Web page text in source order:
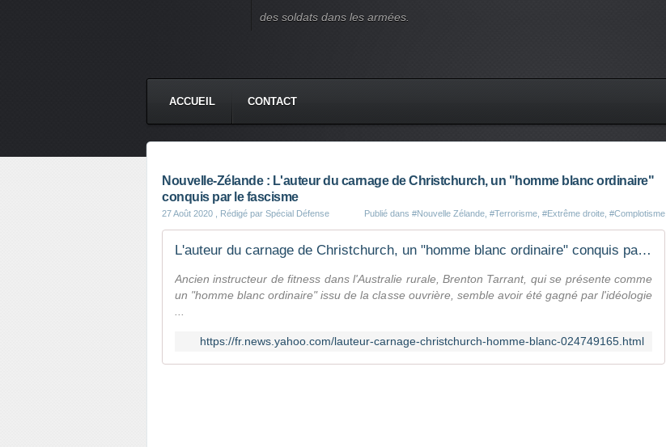
des soldats dans les armées.
ACCUEIL CONTACT
Nouvelle-Zélande : L'auteur du carnage de Christchurch, un "homme blanc ordinaire"
conquis par le fascisme
27 Août 2020 , Rédigé par Spécial Défense Publié dans #Nouvelle Zélande #Terrorisme #Extrême droite #Complotisme
L'auteur du carnage de Christchurch, un "homme blanc ordinaire" conquis par le fascisme
Ancien instructeur de fitness dans l'Australie rurale, Brenton Tarrant, qui se présente comme
un "homme blanc ordinaire" issu de la classe ouvrière, semble avoir été gagné par l'idéologie
https://fr.news.yahoo.com/lauteur-carnage-christchurch-homme-blanc-024749165.html